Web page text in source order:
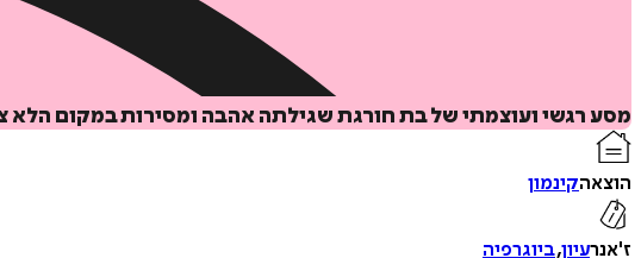
הוספה
מסע רגשי ועוצמתי של בת חורגת שגילתה אהבה ומסירות במקום הלא
הוצאהקינמון
ז'אנרעיון,ביוגרפיה